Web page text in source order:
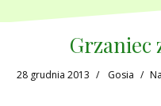
Grzaniec
28 grudnia 2013 Gosia